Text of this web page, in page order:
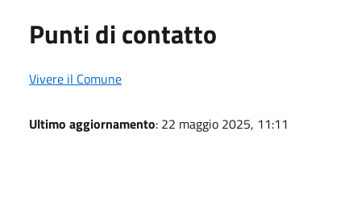
Punti di contatto
Vivere il Comune
Ultimo aggiornamento: 22 maggio 2025, 11:11